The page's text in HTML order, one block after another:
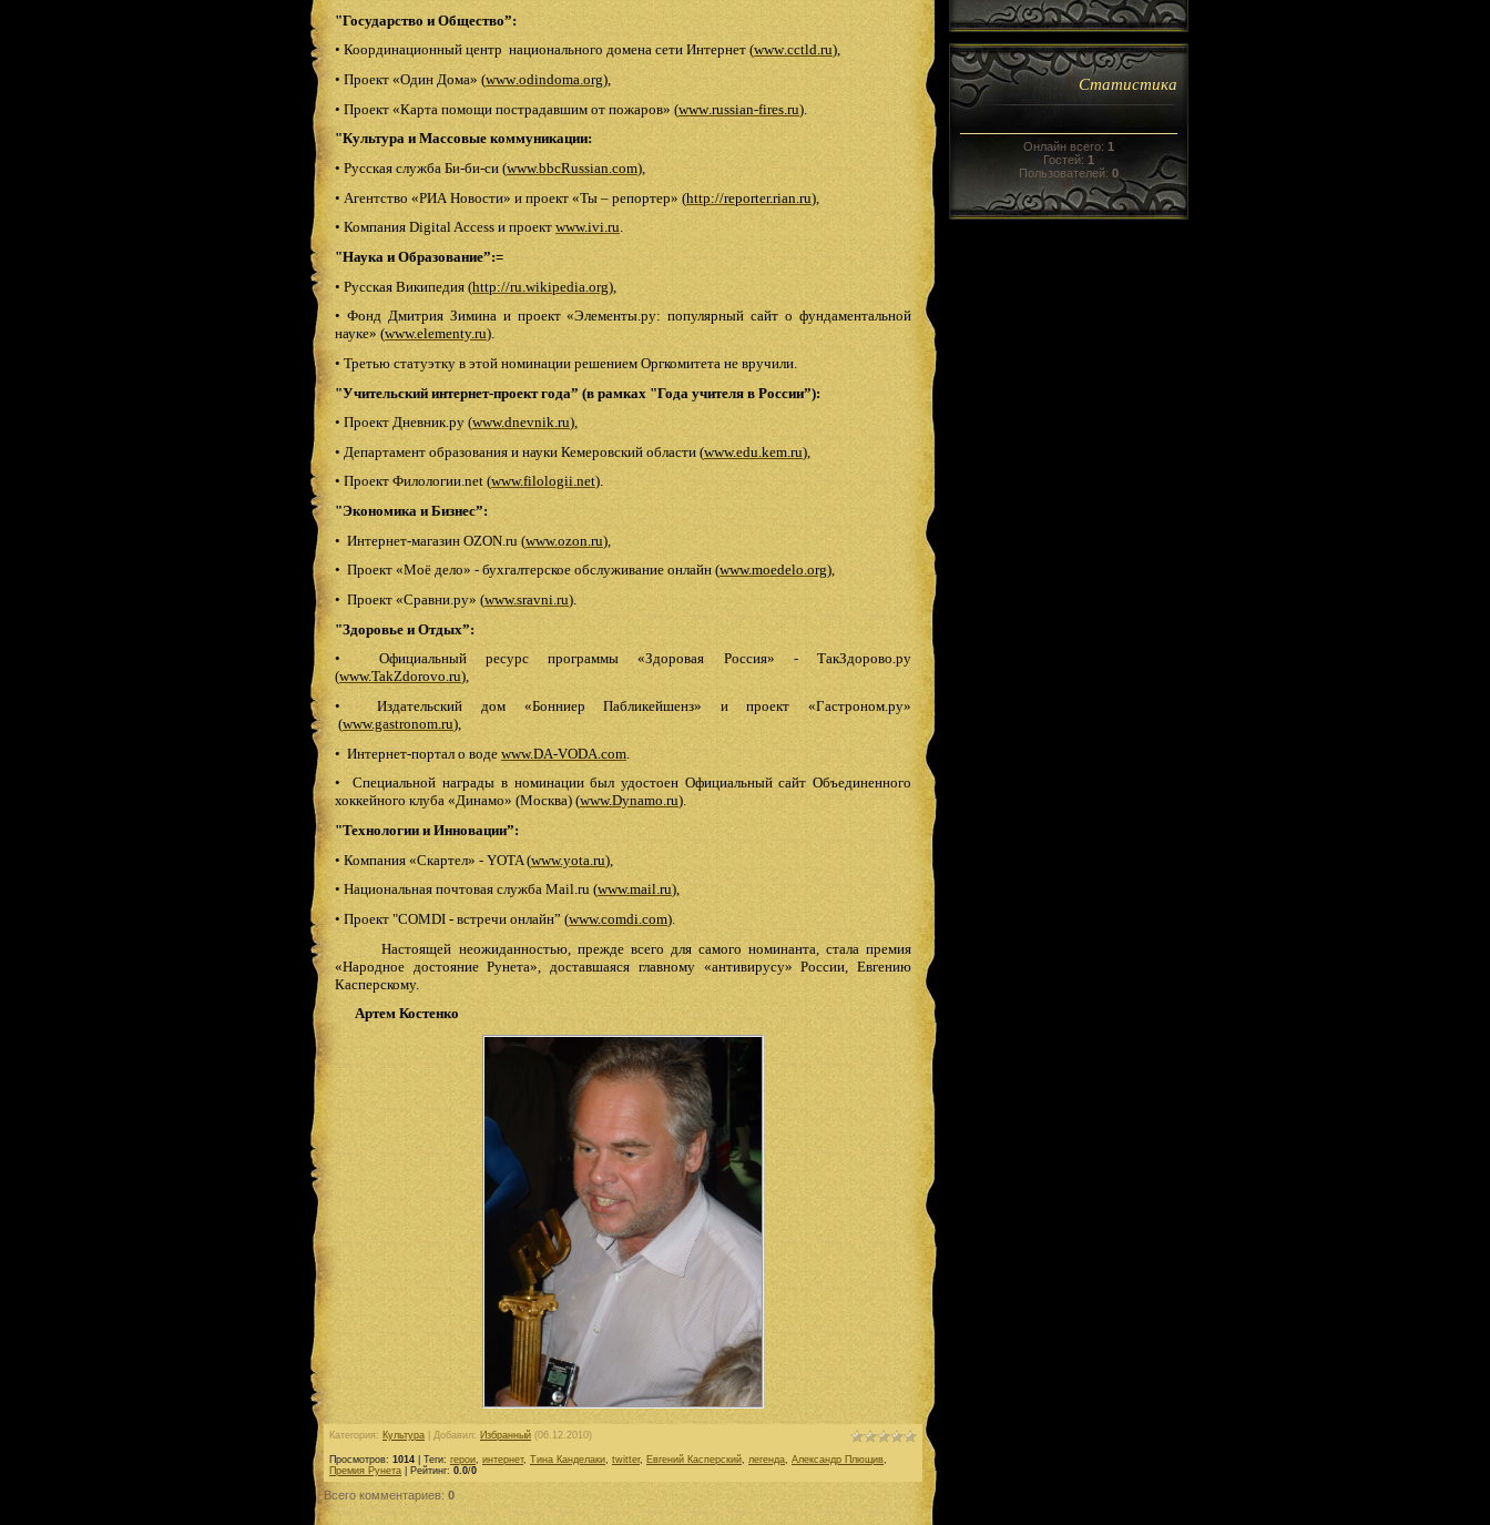
"Государство и Общество”:
• Координационный центр национального домена сети Интернет (www.cctld.ru),
• Проект «Один Дома» (www.odindoma org),
• Проект «Карта помощи пострадавшим от пожаров» (www.russian-fires ru).
"Культура и Массовые коммуникации:
• Русская служба Би-би-си (www.bbcRussian.com),
• Агентство «РИА Новости» и проект «Ты – репортер» (http://reporter.rian.ru),
• Компания Digital Access и проект www.ivi.ru.
"Наука и Образование”:=
•Русская Википедия (http://ru.wikipedia.org),
• Фонд Дмитрия Зимина и проект «Элементы.ру: популярный сайт о фундаментальной
науке» (www.elementy.ru).
• Третью статуэтку в этой номинации решением Оргкомитета не вручили.
"Учительский интернет-проект года” (в рамках "Года учителя в России”):
• Проект Дневник.ру (www.dnevnik.ru),
• Департамент образования и науки Кемеровский области (www.edu.kem.ru),
• Проект Филологии.net (www.filologii.net).
"Экономика и Бизнес”:
• Интернет-магазин OZON.ru (www.ozon.ru)
• Проект «Моё дело» - бухгалтерское обслуживание онлайн (www.moedelo.org),
• Проект «Сравни.ру» (www.sravni.ru).
"Здоровье и Отдых”:
•
Официальный ресурс программы «Здоровая Россия» - ТакЗдорово.ру
(www.TakZdorovo.ru),
•
Издательский дом «Бонниер Пабликейшенз» и проект «Гастроном.ру»
(www.gastronom.ru),
• Интернет-портал о воде www.DA-VODA.com
•
Специальной награды в номинации был удостоен Официальный сайт Объединенного
хоккейного клуба «Динамо» (Москва) (www.Dynamo.ru).
"Технологии и Инновации”:
• Компания «Скартел» - YOTA (www.yota.ru),
• Национальная почтовая служба Mail.ru (www.mail.ru),
• Проект "COMDI - встречи онлайн” (www.comdi.com).
Настоящей неожиданностью, прежде всего для самого номинанта, стала премия
«Народное достояние Рунета», доставшаяся главному «антивирусу» России, Евгению
Касперскому.
Артем Костенко
Категория : Культура Добавил: Избранный (06.12.2010)
Просмотров: 1014 Теги: герои интернет, Тина Канделаки twitter, Евгений Касперский легенда Александр Плющив
Премия Рунета
Рейтинг: 0.0/0
Всего комментариев: 0
Статистика
Онлайн всего: 1
Гостей: 1
Пользователей: 0